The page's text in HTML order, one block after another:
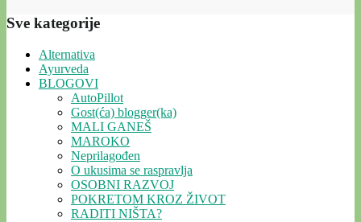
Sve kategorije
Alternativa
Ayurveda
BLOGOVI
AutoPillot
Gost(ća) blogger(ka)
MALI GANEŠ
MAROKO
Neprilagođen
O ukusima se raspravlja
OSOBNI RAZVOJ
POKRETOM KROZ ŽIVOT
RADITI NIŠTA?